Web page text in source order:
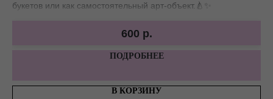
букетов или как самостоятельный арт-объект.🍐✨
600 р.
ПОДРОБНЕЕ
В КОРЗИНУ